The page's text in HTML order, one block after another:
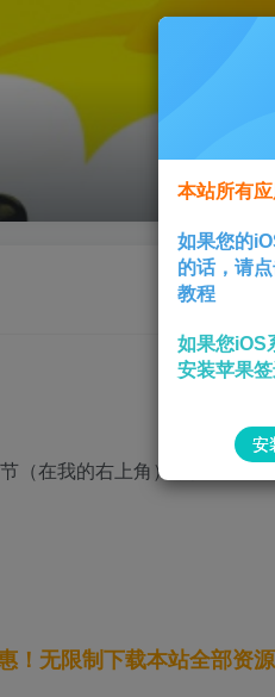
（在我的右上角），闲鱼启动
！无限制下载本站全部资
本站所有
如果您的
的话，请
教程
如果您iOS
安装苹果
安